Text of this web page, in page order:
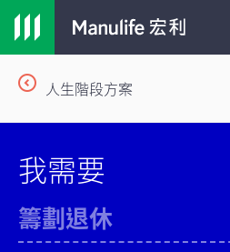
人生階段方案
我需要
籌劃退休